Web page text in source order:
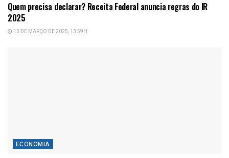
Quem precisa declarar? Receita Federal anuncia regras do IR
2025
13 DE MARÇO DE 2025, 13:59H
ECONOMIA